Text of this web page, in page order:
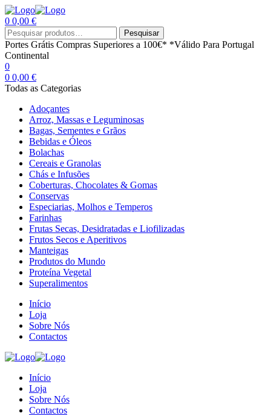
0 0,00 €
Menu
Procurar
por:
Pesquisar
Portes Grátis Compras Superiores a 100€* *Válido Para Portugal
Continental
0
0 0,00 €
Todas as Categorias
Adoçantes
Arroz, Massas e Leguminosas
Bagas, Sementes e Grãos
Bebidas e Óleos
Bolachas
Cereais e Granolas
Chás e Infusões
Coberturas, Chocolates & Gomas
Conservas
Especiarias, Molhos e Temperos
Farinhas
Frutas Secas, Desidratadas e Liofilizadas
Frutos Secos e Aperitivos
Manteigas
Produtos do Mundo
Proteína Vegetal
Superalimentos
Início
Loja
Sobre Nós
Contactos
Início
Loja
Sobre Nós
Contactos